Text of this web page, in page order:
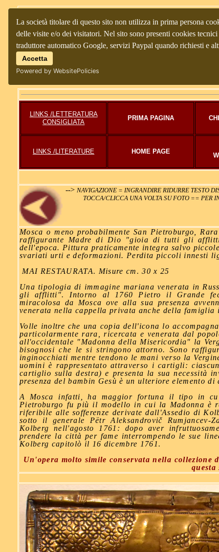
La società titolare di questo sito non utilizza in prima persona
delle visite e/o dei visitatori. Nel sito sono presenti cookies
traduttore automatico Google, servizi Paypal quando richiesti e
Accetta
Powered by WebsitePolicies
LINKS /LETTERATURA
CONSIGLIATA
PRIMA PAGINA
LINKS /LITERATURE HOME PAGE
--> NAVIGAZIONE = INGRANDIRE RIDURRE TESTO
TOCCA/CLICCA UNA VOLTA SU FOTO == PER
Mosca o meno probabilmente San Pietroburgo,
raffigurante Madre di Dio "gioia di tutti gli
dell'epoca. Pittura praticamente integra salvo
svariati urti e deformazioni. Perdita piccoli innesti
MAI RESTAURATA. Misure cm. 30 x 25
Una tipologia di immagine mariana venerata in
gli afflitti". Intorno al 1760 Pietro il Grande
miracolosa da Mosca ove alla sua presenza
venerata nella cappella privata anche della famiglia
Volle inoltre che una copia dell'icona lo
particolarmente rara, ricercata e venerata dal
all'occidentale "Madonna della Misericordia" la
bisognosi che le si stringono attorno. Sono
inginocchiati mentre tendono le mani verso la
uomini è rappresentato attraverso i cartigli:
cartiglio sulla destra) e presenta la sua necessità
presenza del bambin Gesù è un ulteriore elemento
A Mosca infatti, ha maggior fortuna il tipo in
Pietroburgo fu più il modello in cui la Madonna è
riferibile alle sofferenze derivate dall'Assedio di
sotto il generale Pëtr Aleksandrovič Rumjancev-
Kolberg nell'agosto 1761: dopo aver
prendere la città per fame interrompendo le sue
Kolberg capitolò il 16 dicembre 1761.
Un'opera molto simile conservata nella collezione